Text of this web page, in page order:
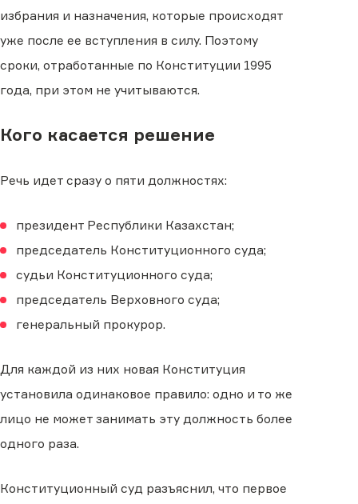
избрания и назначения, которые происходят
уже после ее вступления в силу. Поэтому
сроки, отработанные по Конституции 1995
года, при этом не учитываются.
Кого касается решение
Речь идет сразу о пяти должностях:
президент Республики Казахстан;
председатель Конституционного суда;
судьи Конституционного суда;
председатель Верховного суда;
генеральный прокурор.
Для каждой из них новая Конституция
установила одинаковое правило: одно и то же
лицо не может занимать эту должность более
одного раза.
Конституционный суд разъяснил, что первое